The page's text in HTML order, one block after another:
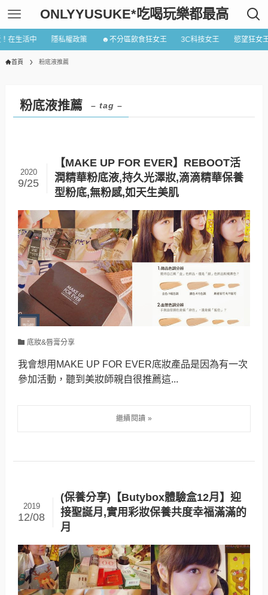
ONLYYUSUKE*吃喝玩樂都最高
在生活中 隱私權政策 ☻不分區飲食狂女王 3C科技女王 慾望狂女
首頁 粉底液推薦
粉底液推薦 – tag –
【MAKE UP FOR EVER】REBOOT活
潤精華粉底液,持久光澤妝,滴滴精華保養
型粉底,無粉感,如天生美肌
2020
9/25
底妝&唇膏分享
我會想用MAKE UP FOR EVER底妝產品是因為有一次
參加活動，聽到美妝師親自很推薦這...
(保養分享)【Butybox體驗盒12月】迎
接聖誕月,實用彩妝保養共度幸福滿滿的
月
2019
12/08